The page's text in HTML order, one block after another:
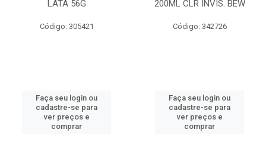
LATA 56G
Código: 305421
Faça seu login ou
cadastre-se para
ver preços e
comprar
200ML CLR INVIS. BEW
Código: 342726
Faça seu login ou
cadastre-se para
ver preços e
comprar